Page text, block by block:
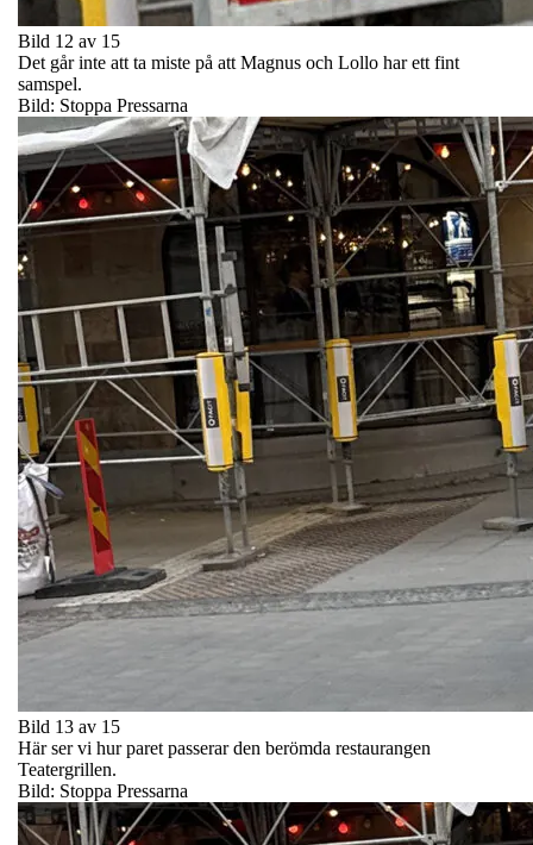
Bild 12 av 15
Det går inte att ta miste på att Magnus och Lollo har ett fint
samspel.
Bild: Stoppa Pressarna
Bild 13 av 15
Här ser vi hur paret passerar den berömda restaurangen
Teatergrillen.
Bild: Stoppa Pressarna